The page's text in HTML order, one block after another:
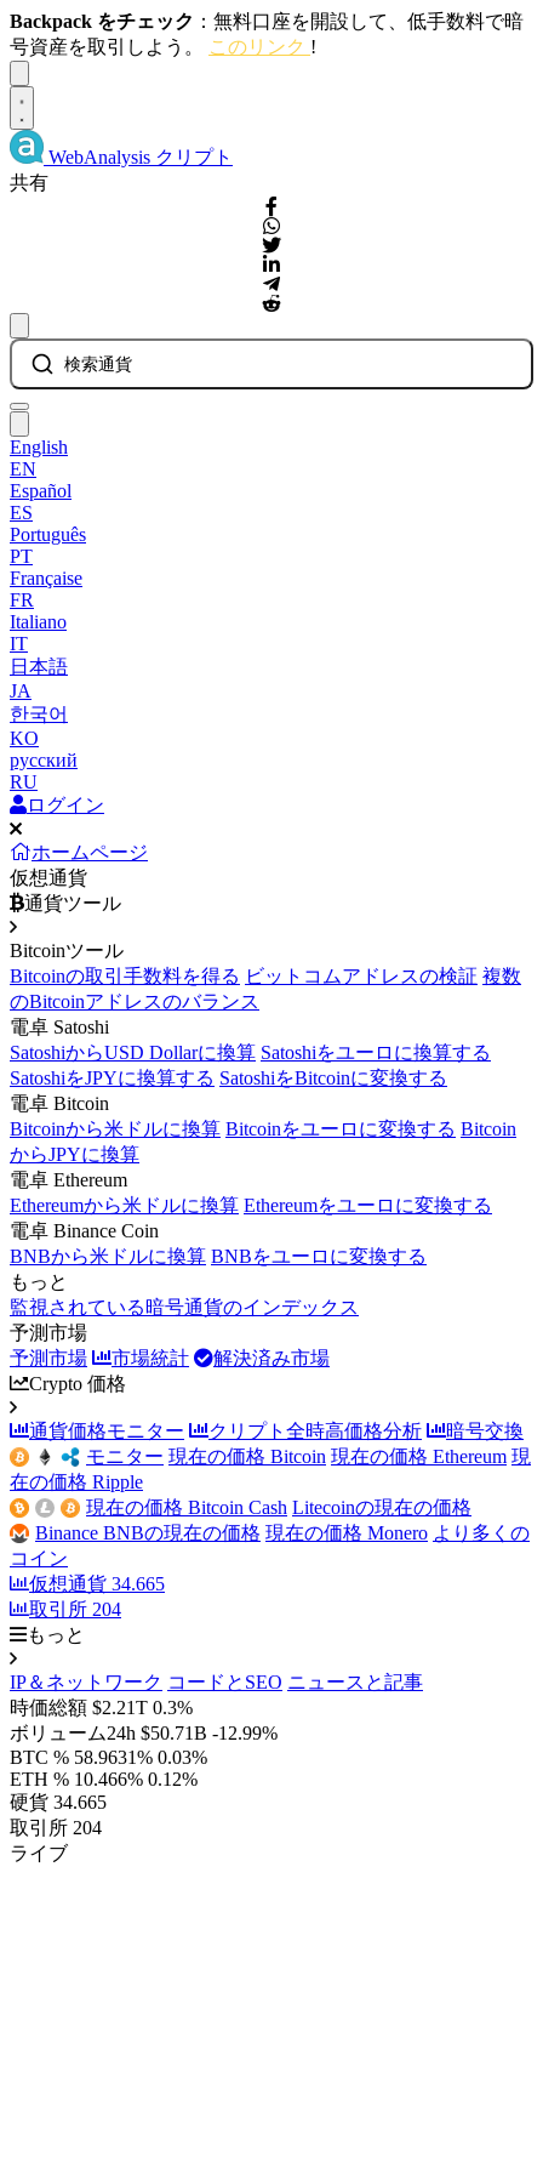
Backpack をチェック ：無料口座を開設して、低手数料で暗
号資産を取引しよう。
このリンク !
WebAnalysis クリプト
共有
検索通貨
English
EN
Español
ES
Português
PT
Française
FR
Italiano
IT
日本語
JA
한국어
KO
русский
RU
ログイン
ホームページ
仮想通貨
通貨ツール
Bitcoinツール
Bitcoinの取引手数料を得る ビットコムアドレスの検証 複数
のBitcoinアドレスのバランス
電卓 Satoshi
SatoshiからUSD Dollarに換算 Satoshiをユーロに換算する
SatoshiをJPYに換算する SatoshiをBitcoinに変換する
電卓 Bitcoin
Bitcoinから米ドルに換算 Bitcoinをユーロに変換する Bitcoin
からJPYに換算
電卓 Ethereum
Ethereumから米ドルに換算 Ethereumをユーロに変換する
電卓 Binance Coin
BNBから米ドルに換算 BNBをユーロに変換する
もっと
監視されている暗号通貨のインデックス
予測市場
予測市場
市場統計
解決済み市場
Crypto 価格
通貨価格モニター クリプト全時高価格分析
暗号交換
モニター 現在の価格 Bitcoin 現在の価格 Ethereum 現
在の価格 Ripple
現在の価格 Bitcoin Cash Litecoinの現在の価格
Binance BNBの現在の価格 現在の価格 Monero より多くの
コイン
仮想通貨 34.665
取引所 204
もっと
IP＆ネットワーク コードとSEO ニュースと記事
時価総額 $2.21T 0.3%
ボリューム24h $50.71B -12.99%
BTC % 58.9631% 0.03%
ETH % 10.466% 0.12%
硬貨 34.665
取引所 204
ライブ